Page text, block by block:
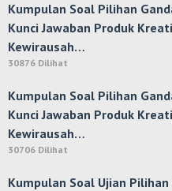
Kumpulan Soal Pilihan
Kunci Jawaban Produk
Kewirausah…
30876 Dilihat
Kumpulan Soal Pilihan
Kunci Jawaban Produk
Kewirausah…
30706 Dilihat
Kumpulan Soal Ujian Pilihan